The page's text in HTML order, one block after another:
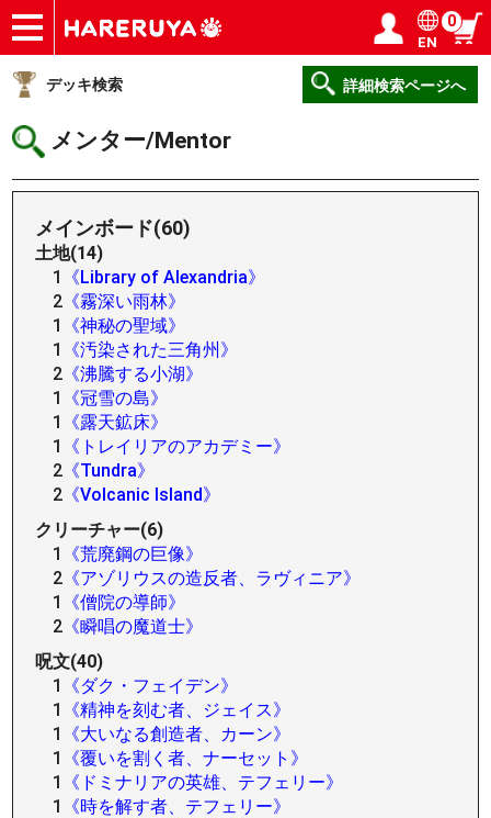
ショップ
買取
記事
デッキ検索
デッキ構築
選手一覧
店舗一覧
イベント
ヘルプ
お問い合わせ ログイン／会員登録
EN
0
デッキ検索 詳細検索ページへ
メンター/Mentor
メインボード(60)
土地(14)
1
《Library of Alexandria》
2 《霧深い雨林》
1
《神秘の聖域》
1
《汚染された三角州》
2 《沸騰する小湖》
1
《冠雪の島》
1
《露天鉱床》
1
《トレイリアのアカデミー》
2 《Tundra》
2 《Volcanic Island》
クリーチャー(6)
1
《荒廃鋼の巨像》
2 《アゾリウスの造反者、ラヴィニア》
1
《僧院の導師》
2 《瞬唱の魔道士》
呪文(40)
1
《ダク・フェイデン》
1
《精神を刻む者、ジェイス》
1
《大いなる創造者、カーン》
1
《覆いを割く者、ナーセット》
1
《ドミナリアの英雄、テフェリー》
1
《時を解す者、テフェリー》